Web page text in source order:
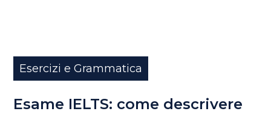
Esercizi e Grammatica
Esame IELTS: come descrivere